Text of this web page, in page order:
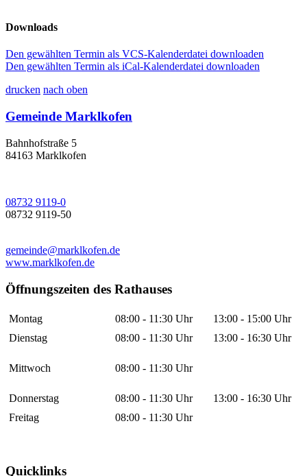
Downloads
Den gewählten Termin als VCS-Kalenderdatei downloaden
Den gewählten Termin als iCal-Kalenderdatei downloaden
drucken nach oben
Gemeinde Marklkofen
Bahnhofstraße 5
84163 Marklkofen
08732 9119-0
08732 9119-50
gemeinde@marklkofen.de
www.marklkofen.de
Öffnungszeiten des Rathauses
Montag 08:00 - 11:30 Uhr
13:00 - 15:00 Uhr
Dienstag
08:00 - 11:30 Uhr 13:00 - 16:30 Uhr
Mittwoch 08:00 - 11:30 Uhr
Donnerstag 08:00 - 11:30 Uhr
13:00 - 16:30 Uhr
Freitag
08:00 - 11:30 Uhr
Quicklinks